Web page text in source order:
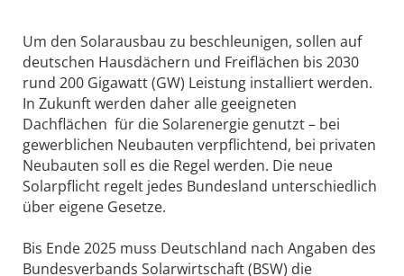
Um den Solarausbau zu beschleunigen, sollen auf
deutschen Hausdächern und Freiflächen bis 2030
rund 200 Gigawatt (GW) Leistung installiert werden.
In Zukunft werden daher alle geeigneten
Dachflächen für die Solarenergie genutzt – bei
gewerblichen Neubauten verpflichtend, bei privaten
Neubauten soll es die Regel werden. Die neue
Solarpflicht regelt jedes Bundesland unterschiedlich
über eigene Gesetze.
Bis Ende 2025 muss Deutschland nach Angaben des
Bundesverbands Solarwirtschaft (BSW) die